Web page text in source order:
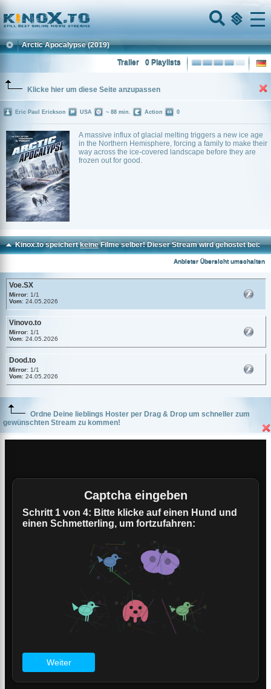
Home
Menu
Arctic Apocalypse (2019)
0 Playlists
Trailer
Klicke hier um diese Seite anzupassen
A massive influx of glacial melting triggers a new ice age
in the Northern Hemisphere, forcing a family to make their
way across the ice-covered landscape before they are
frozen out for good.
Eric Paul Erickson USA ~ 88 min. Action 0
Kinox.to speichertkeineFilme selber! Dieser Stream wird gehostet bei:
Anbieter Übersicht umschalten
Voe.SX
Mirror: 1/1
Vom: 24.05.2026
Vinovo.to
Mirror: 1/1
Vom: 24.05.2026
Dood.to
Mirror: 1/1
Vom: 24.05.2026
Ordne Deine lieblings Hoster per Drag & Drop um schneller zum
gewünschten Stream zu kommen!